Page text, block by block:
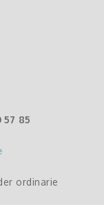
57 85
ordinarie